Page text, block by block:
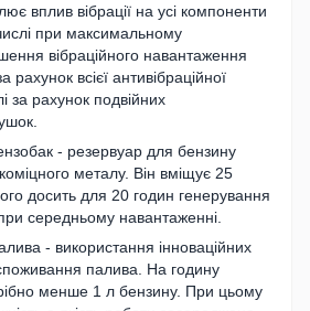
вплив вібрації на усі компоненти
при максимальному
вібраційного навантаження
рахунок всієї антивібраційної
за рахунок подвійних
- резервуар для бензину
металу. Він вміщує 25
досить для 20 годин генерування
середньому навантаженні.
- використання інноваційних
палива. На годину
менше 1 л бензину. При цьому